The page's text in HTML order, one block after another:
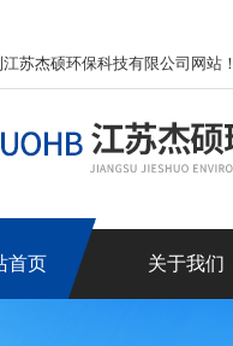
苏杰硕环保科技有限公司网站！
首页 关于我们